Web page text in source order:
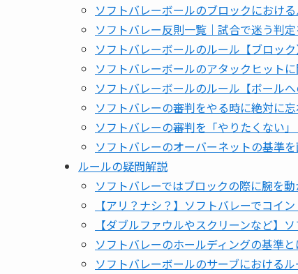
ソフトバレーボールのブロックにおけ
ソフトバレー反則一覧｜試合で迷う判
ソフトバレーボールのルール【ブロック
ソフトバレーボールのアタックヒット
ソフトバレーボールのルール【ボールへ
ソフトバレーの審判をやる時に絶対に
ソフトバレーの審判を「やりたくない
ソフトバレーのオーバーネットの基準
ルールの疑問解説
ソフトバレーではブロックの際に腕を
【アリ？ナシ？】ソフトバレーでコイ
【ダブルファウルやスクリーンなど】
ソフトバレーのホールディングの基準
ソフトバレーボールのサーブにおけるル